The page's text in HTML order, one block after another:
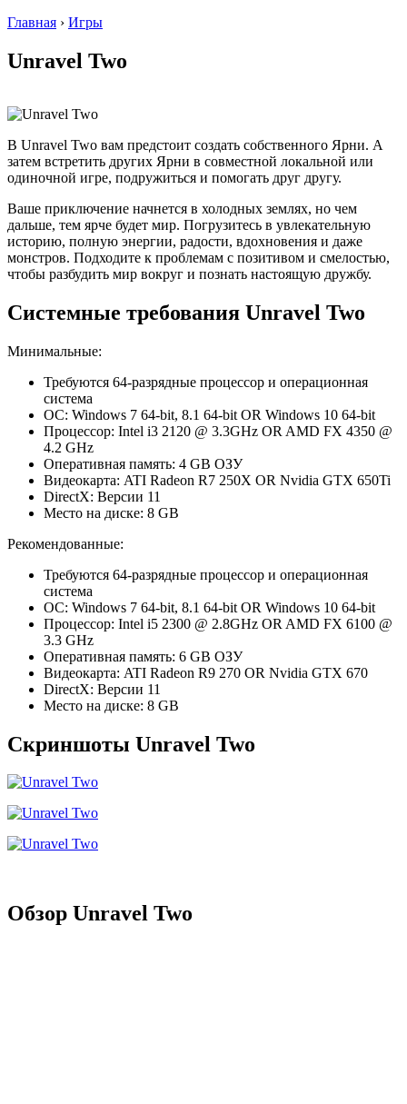
Главная › Игры
Unravel Two
В Unravel Two вам предстоит создать собственного Ярни. А
затем встретить других Ярни в совместной локальной или
одиночной игре, подружиться и помогать друг другу.
Ваше приключение начнется в холодных землях, но чем
дальше, тем ярче будет мир. Погрузитесь в увлекательную
историю, полную энергии, радости, вдохновения и даже
монстров. Подходите к проблемам с позитивом и смелостью,
чтобы разбудить мир вокруг и познать настоящую дружбу.
Системные требования Unravel Two
Минимальные:
Требуются 64-разрядные процессор и операционная
система
ОС: Windows 7 64-bit, 8.1 64-bit OR Windows 10 64-bit
Процессор: Intel i3 2120 @ 3.3GHz OR AMD FX 4350 @
4.2 GHz
Оперативная память: 4 GB ОЗУ
Видеокарта: ATI Radeon R7 250X OR Nvidia GTX 650Ti
DirectX: Версии 11
Место на диске: 8 GB
Рекомендованные:
Требуются 64-разрядные процессор и операционная
система
ОС: Windows 7 64-bit, 8.1 64-bit OR Windows 10 64-bit
Процессор: Intel i5 2300 @ 2.8GHz OR AMD FX 6100 @
3.3 GHz
Оперативная память: 6 GB ОЗУ
Видеокарта: ATI Radeon R9 270 OR Nvidia GTX 670
DirectX: Версии 11
Место на диске: 8 GB
Скриншоты Unravel Two
Обзор Unravel Two